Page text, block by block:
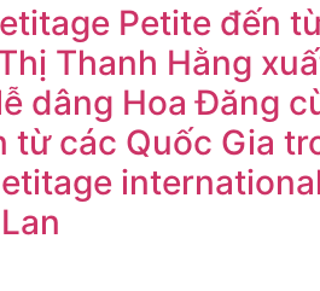
Petite đến
Thanh Hằng
dâng Hoa Đăng
từ các Quốc Gia